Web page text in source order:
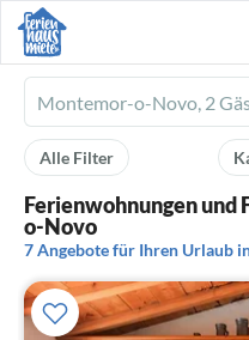
Ferienhausmiete
logo
Alle Filter
Ferienwohnungen und
o-Novo
7 Angebote für Ihren Urlaub